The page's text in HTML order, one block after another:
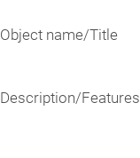
Object name/Title
Description/Features